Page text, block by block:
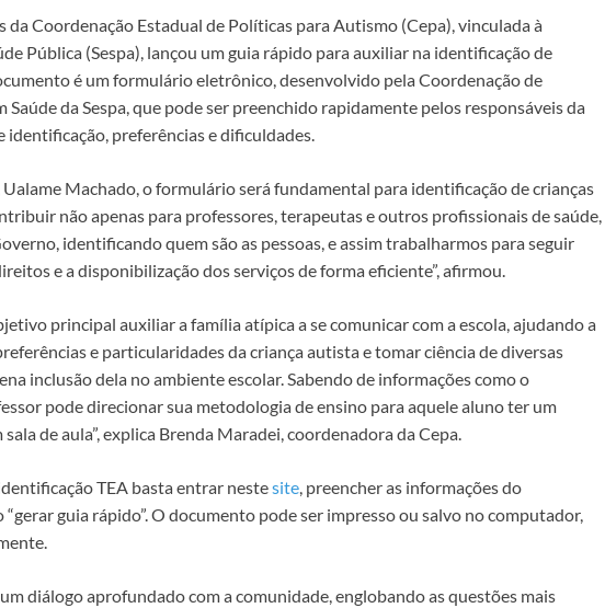
da Coordenação Estadual de Políticas para Autismo (Cepa), vinculada à
Pública (Sespa), lançou um guia rápido para auxiliar na identificação de
é um formulário eletrônico, desenvolvido pela Coordenação de
Saúde da Sespa, que pode ser preenchido rapidamente pelos responsáveis da
identificação, preferências e dificuldades.
Ualame Machado, o formulário será fundamental para identificação de crianças
não apenas para professores, terapeutas e outros profissionais de saúde,
identificando quem são as pessoas, e assim trabalharmos para seguir
e a disponibilização dos serviços de forma eficiente”, afirmou.
principal auxiliar a família atípica a se comunicar com a escola, ajudando a
e particularidades da criança autista e tomar ciência de diversas
inclusão dela no ambiente escolar. Sabendo de informações como o
pode direcionar sua metodologia de ensino para aquele aluno ter um
de aula”, explica Brenda Maradei, coordenadora da Cepa.
TEA basta entrar nestesite, preencher as informações do
guia rápido”. O documento pode ser impresso ou salvo no computador,
diálogo aprofundado com a comunidade, englobando as questões mais